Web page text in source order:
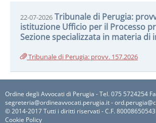
22-07-2026 Tribunale di Perugia:
istituzione Ufficio per il Processo
Sezione specializzata in materia di
Tribunale di Perugia: provv. 157.2026
Ordine degli Avvocati di Perugia - Tel. 075 5724254
segreteria@ordineavvocati.perugia.it -
© 2014-2017 Tutti i diritti riservati - C.F. 80008650543
Cookie Policy